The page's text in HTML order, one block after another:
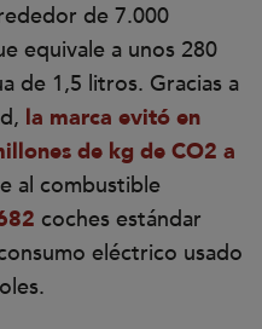
de 7.000
equivale a unos 280
de 1,5 litros. Gracias a
la marca evitó en
de kg de CO2 a
al combustible
coches estándar
eléctrico usado